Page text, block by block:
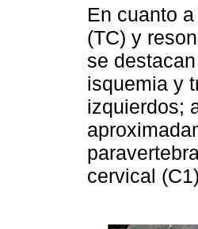
En cuanto
(TC) y
se
isquemia y
izquierdos;
cervical